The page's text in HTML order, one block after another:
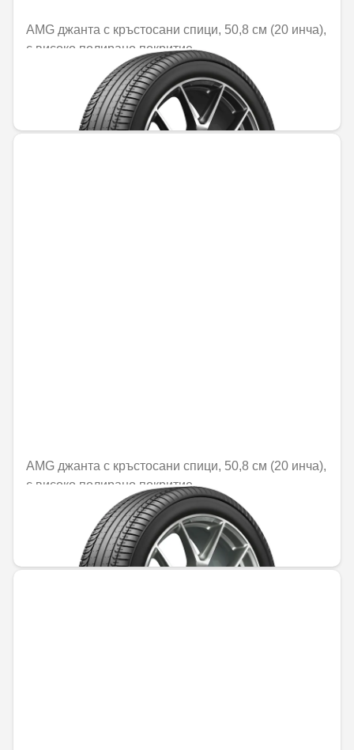
AMG джанта с кръстосани спици, 50,8 см (20 инча),
с високо полирано покритие
Не е налично онлайн
1421,84 € / 2780,89 лв.
AMG джанта с кръстосани спици, 50,8 см (20 инча),
с високо полирано покритие
Не е налично онлайн
1421,84 € / 2780,89 лв.